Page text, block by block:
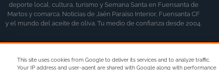
deporte local, cultura, turismo y Semana Santa en Fuensanta de
Martos y comarca. Noticias de Jaén Paraíso Interior, Fuensanta CF
y el mundo del aceite de oliva. Tu medio de confianza desde 2004.
Inicio Aviso Legal Contacto
This site uses cookies from Google to deliver its services and to analyze traffic.
Your IP address and user-agent are shared with Google along with performance